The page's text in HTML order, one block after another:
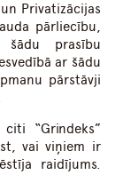
Privatizācijas
pārliecību,
prasību
ar šādu
pārstāvji
“Grindeks”
vai viņiem ir
raidījums.